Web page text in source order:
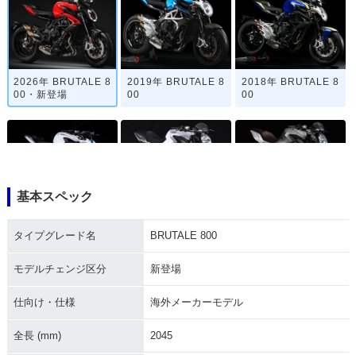
2026年 BRUTALE 8
00・新登場
2019年 BRUTALE 8
00
2018年 BRUTALE 8
00
00・フルモデルチェ
ンジ
基本スペック
タイプグレード名 BRUTALE 800
モデルチェンジ区分 新登場
仕向け・仕様 海外メーカーモデル
全長 (mm) 2045